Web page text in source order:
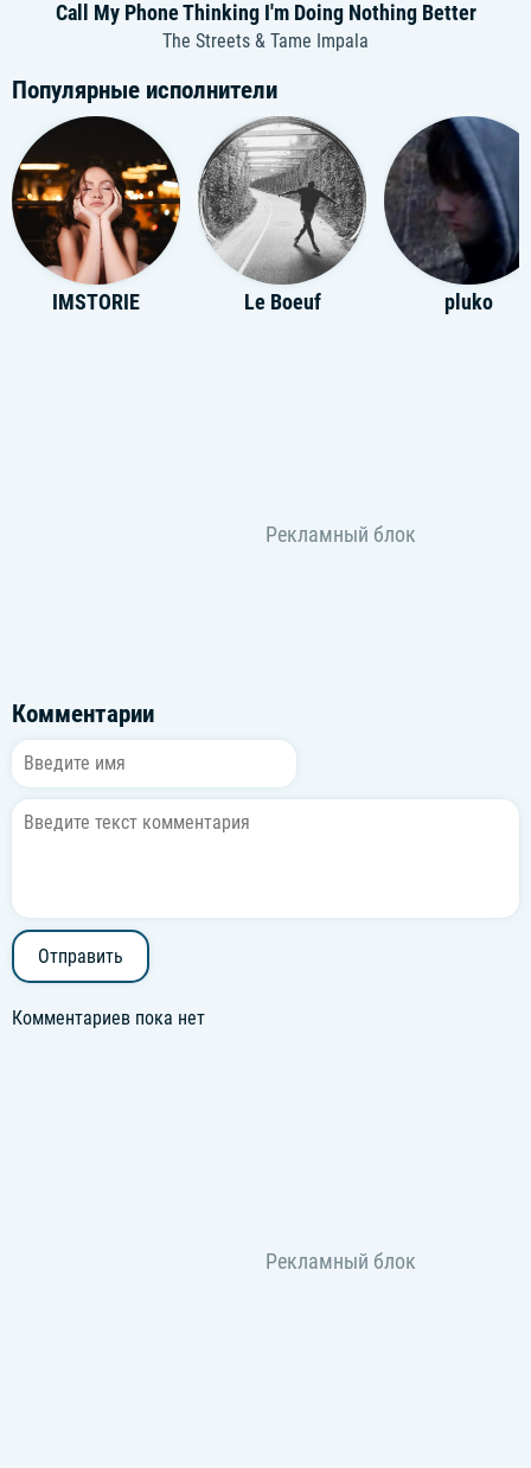
Call My Phone Thinking I'm Doing Nothing Better
The Streets & Tame Impala
Популярные исполнители
IMSTORIE Le Boeuf pluko
Комментарии
Отправить
Комментариев пока нет